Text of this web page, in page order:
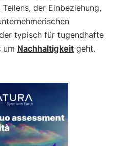
der Einbeziehung,
typisch für tugendhafte
um Nachhaltigkeit geht.